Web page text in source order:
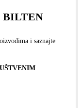
BILTEN
i saznajte